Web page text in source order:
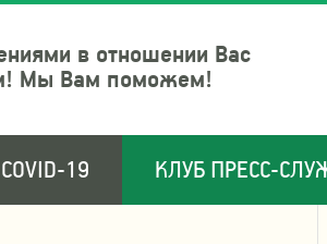
в отношении Вас
Мы Вам поможем!
COVID-19 КЛУБ ПРЕСС-